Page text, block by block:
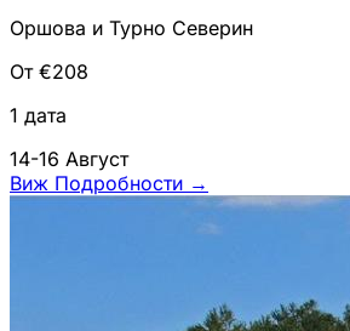
Оршова и Турно Северин
От €208
1 дата
14-16 Август
Виж Подробности →